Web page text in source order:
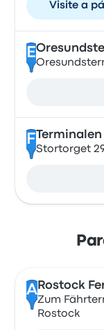
Visite a
E
F Terminalen
Stortorget
A Rostock
Zum
Rostock